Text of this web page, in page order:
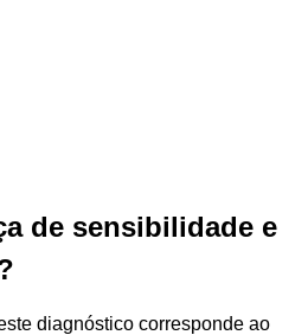
de sensibilidade e
diagnóstico corresponde ao